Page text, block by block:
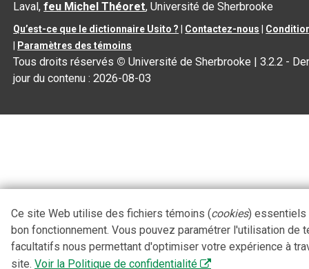
Laval,feu Michel Théoret, Université de Sherbrooke
Qu’est-ce que le dictionnaire Usito ? Contactez-nous
Paramètres des témoins
Tous droits réservés © Université de Sherbrooke |3.2.2 -
jour du contenu :2026-08-03
Ce site Web utilise des fichiers témoins (cookies) essentiels
bon fonctionnement. Vous pouvez paramétrer l'utilisation de
facultatifs nous permettant d'optimiser votre expérience à
site. Voir la Politique de confidentialité